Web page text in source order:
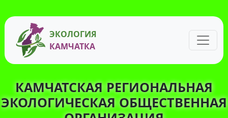
ЭКОЛОГИЯ
КАМЧАТКА
КАМЧАТСКАЯ РЕГИОНАЛЬНАЯ
ЭКОЛОГИЧЕСКАЯ ОБЩЕСТВЕННАЯ